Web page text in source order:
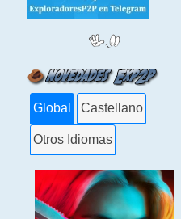
Global Castellano
Otros Idiomas